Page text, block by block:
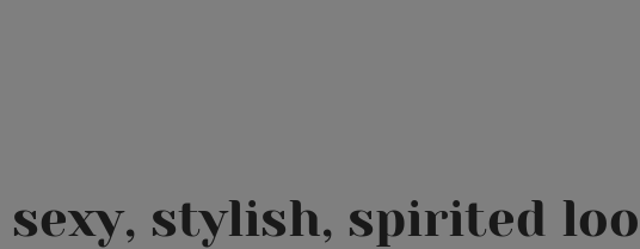
sexy, stylish, spirited